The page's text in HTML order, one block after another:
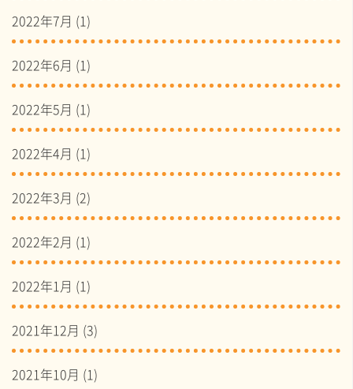
2022年7月 (1)
2022年6月 (1)
2022年5月 (1)
2022年4月 (1)
2022年3月 (2)
2022年2月 (1)
2022年1月 (1)
2021年12月 (3)
2021年10月 (1)